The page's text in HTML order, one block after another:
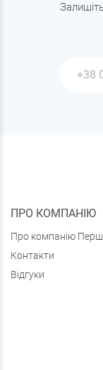
ПРО КОМПАНІЮ
Про компанію
Контакти
Відгуки